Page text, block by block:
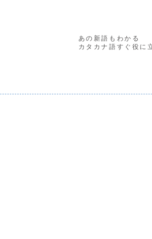
あの新語もわかる
カタカナ語すぐ役に